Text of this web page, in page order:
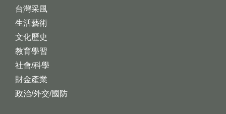
台灣采風
生活藝術
文化歷史
教育學習
社會/科學
財金產業
政治/外交/國防